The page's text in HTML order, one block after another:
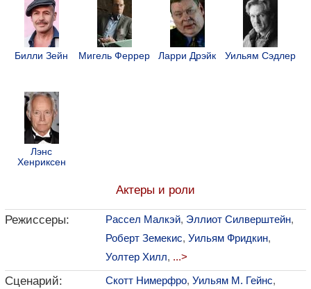
Билли Зейн Мигель Феррер Ларри Дрэйк Уильям Сэдлер
Лэнс
Хенриксен
Актеры и роли
Режиссеры: Рассел Малкэй, Эллиот Силверштейн,
Роберт Земекис, Уильям Фридкин,
Уолтер Хилл, ...>
Сценарий: Скотт Нимерфро, Уильям М. Гейнс,